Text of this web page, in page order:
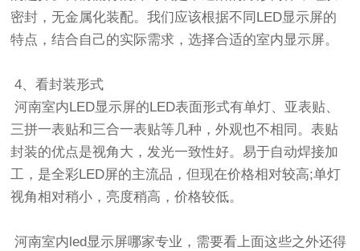
密封，无金属化装配。我们应该根据不同LED显示屏的
特点，结合自己的实际需求，选择合适的室内显示屏。
4、看封装形式
河南室内LED显示屏的LED表面形式有单灯、亚表贴、
三拼一表贴和三合一表贴等几种，外观也不相同。表贴
封装的优点是视角大，发光一致性好。易于自动焊接加
工，是全彩LED屏的主流品，但现在价格相对较高;单灯
视角相对稍小，亮度稍高，价格较低。
河南室内led显示屏哪家专业，需要看上面这些之外还得